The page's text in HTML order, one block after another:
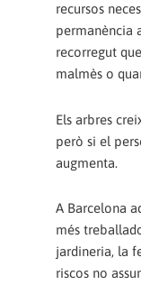
recursos
permanència
recorregut
malmès o
Els arbres
però si el
augmenta.
A Barcelona
més
jardineria, la
riscos no